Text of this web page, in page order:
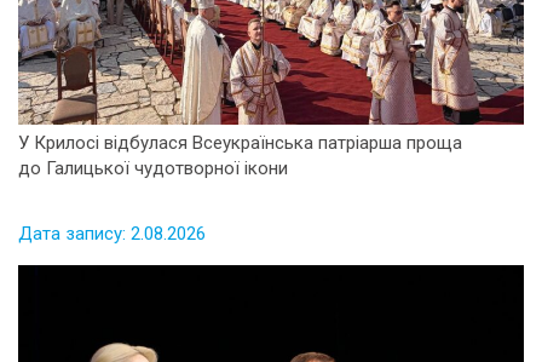
У Крилосі відбулася Всеукраїнська патріарша проща
до Галицької чудотворної ікони
Дата запису: 2.08.2026